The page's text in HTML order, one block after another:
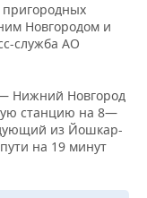
пригородных
Новгородом и
служба АО
Нижний Новгород
станцию на 8—
из Йошкар-
на 19 минут